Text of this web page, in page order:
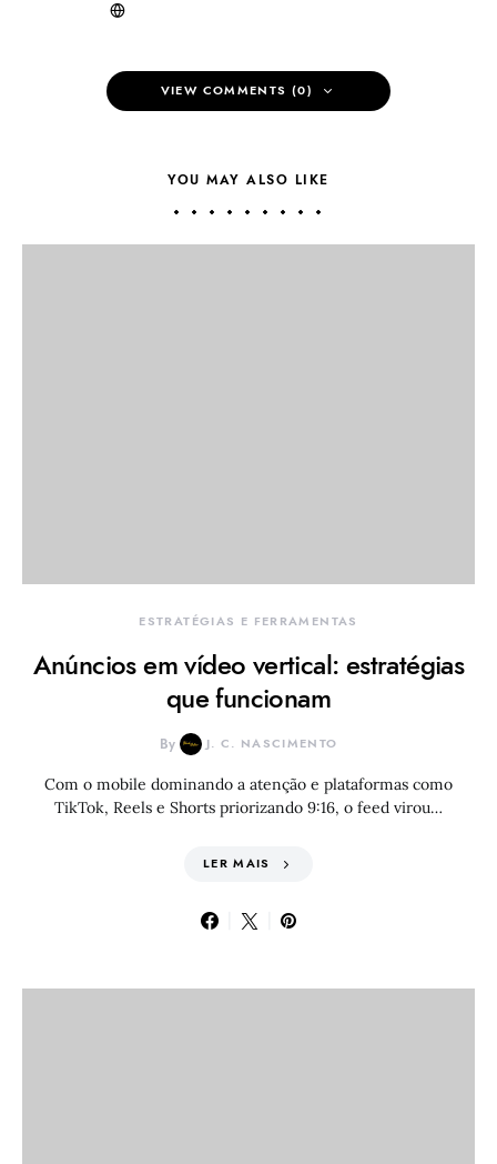
VIEW COMMENTS (0)
YOU MAY ALSO LIKE
ESTRATÉGIAS E FERRAMENTAS
Anúncios em vídeo vertical: estratégias
que funcionam
By J. C. NASCIMENTO
Com o mobile dominando a atenção e plataformas como
TikTok, Reels e Shorts priorizando 9:16, o feed virou…
LER MAIS